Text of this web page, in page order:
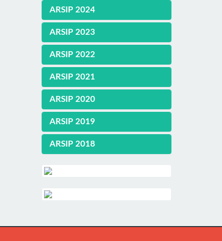
ARSIP 2024
ARSIP 2023
ARSIP 2022
ARSIP 2021
ARSIP 2020
ARSIP 2019
ARSIP 2018